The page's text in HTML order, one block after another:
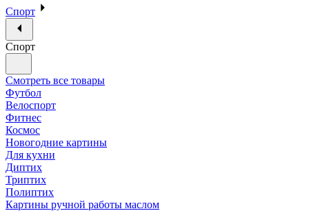
Спорт
Спорт
Смотреть все товары
Футбол
Велоспорт
Фитнес
Космос
Новогодние картины
Для кухни
Диптих
Триптих
Полиптих
Картины ручной работы маслом